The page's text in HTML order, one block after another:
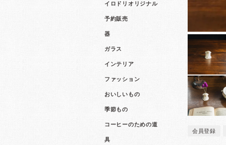
イロドリオリジナル
予約販売
器
ガラス
インテリア
ファッション
おいしいもの
季節もの
コーヒーのための道
具
会員登録